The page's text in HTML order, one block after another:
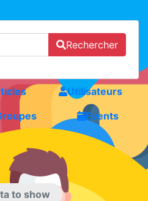
Rechercher
Utilisateurs
Events
to show